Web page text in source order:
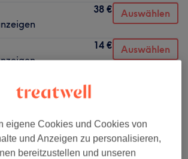
38 € Auswählen
14 € Auswählen
45 € Auswählen
eigene Cookies und Cookies von
und Anzeigen zu personalisieren,
bereitzustellen und unseren